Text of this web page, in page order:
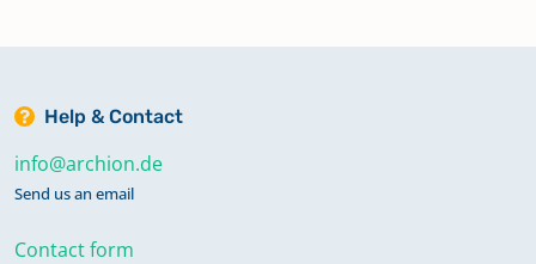
Help & Contact
info@archion.de
Send us an email
Contact form